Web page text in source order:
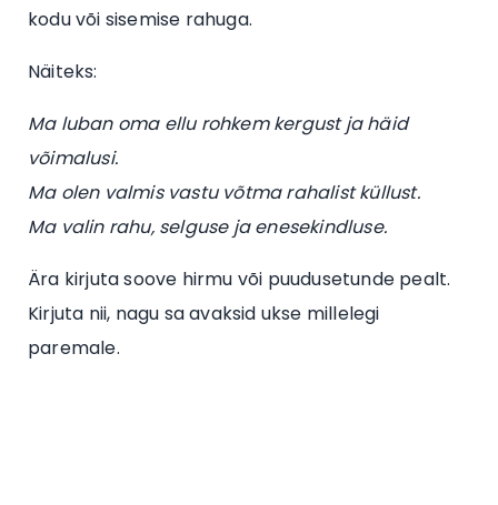
kodu või sisemise rahuga.
Näiteks:
Ma luban oma ellu rohkem kergust ja häid
võimalusi.
Ma olen valmis vastu võtma rahalist küllust.
Ma valin rahu, selguse ja enesekindluse.
Ära kirjuta soove hirmu või puudusetunde pealt.
Kirjuta nii, nagu sa avaksid ukse millelegi
paremale.